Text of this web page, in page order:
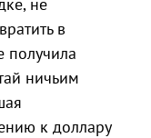
в
получила
ничьим
к доллару